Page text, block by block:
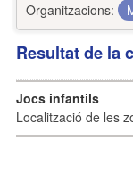
Organitzacions:
Resultat de la
Jocs infantils
Localització de les